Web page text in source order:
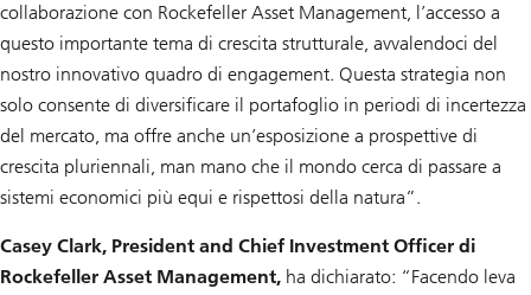
collaborazione con Rockefeller Asset Management, l’accesso a
questo importante tema di crescita strutturale, avvalendoci del
nostro innovativo quadro di engagement. Questa strategia non
solo consente di diversificare il portafoglio in periodi di incertezza
del mercato, ma offre anche un’esposizione a prospettive di
crescita pluriennali, man mano che il mondo cerca di passare a
sistemi economici più equi e rispettosi della natura”.
Casey Clark, President and Chief Investment Officer di
Rockefeller Asset Management, ha dichiarato: “Facendo leva